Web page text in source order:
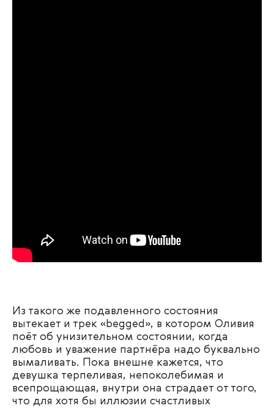
Из такого же подавленного состояния
вытекает и трек «begged», в котором Оливия
поёт об унизительном состоянии, когда
любовь и уважение партнёра надо буквально
вымаливать. Пока внешне кажется, что
девушка терпеливая, непоколебимая и
всепрощающая, внутри она страдает от того,
что для хотя бы иллюзии счастливых